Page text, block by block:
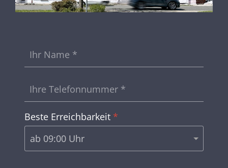
Beste Erreichbarkeit *